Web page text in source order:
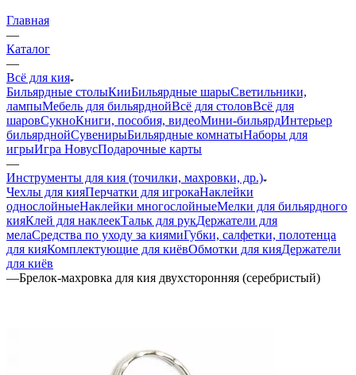
Главная
—
Каталог
—
Всё для кия
Бильярдные столыКииБильярдные шарыСветильники,
лампыМебель для бильярднойВсё для столовВсё для
шаровСукноКниги, пособия, видеоМини-бильярдИнтерьер
бильярднойСувенирыБильярдные комнатыНаборы для
игрыИгра НовусПодарочные карты
—
Инструменты для кия (точилки, махровки, др.)
Чехлы для кияПерчатки для игрокаНаклейки
однослойныеНаклейки многослойныеМелки для бильярдного
кияКлей для наклеекТальк для рукДержатели для
мелаСредства по уходу за киямиГубки, салфетки, полотенца
для кияКомплектующие для киёвОбмотки для кияДержатели
для киёв
—Брелок-махровка для кия двухсторонняя (серебристый)